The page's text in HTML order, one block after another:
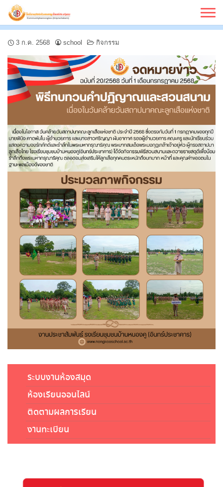
Skip
content
3 ก.ค. 2568 school กิจกรรม
ระบบงานห้องสมุด
ห้องเรียนออนไลน์
ติดตามผลการเรียน
งานทะเบียน